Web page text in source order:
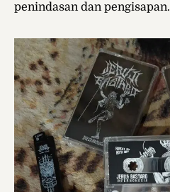
penindasan dan pengisapan.